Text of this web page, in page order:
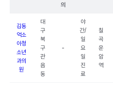
의
김동
억소
아청
소년
과의
원
대
구
북
구
관
음
동
-
야
간/
일
요
일
진
료
칠
곡
운
암
역